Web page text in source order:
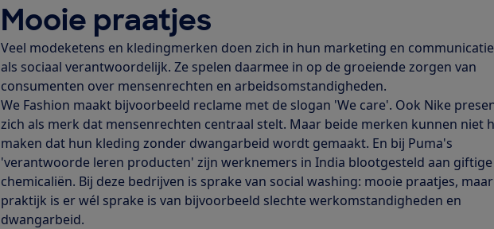
Mooie praatjes
Veel modeketens en kledingmerken doen zich in hun marketing en
als sociaal verantwoordelijk. Ze spelen daarmee in op de groeiende zorgen van
consumenten over mensenrechten en arbeidsomstandigheden.
We Fashion maakt bijvoorbeeld reclame met de slogan 'We care'. Ook Nike
zich als merk dat mensenrechten centraal stelt. Maar beide merken kunnen niet
maken dat hun kleding zonder dwangarbeid wordt gemaakt. En bij Puma's
'verantwoorde leren producten' zijn werknemers in India blootgesteld aan giftige
chemicaliën. Bij deze bedrijven is sprake van social washing: mooie praatjes,
praktijk is er wél sprake is van bijvoorbeeld slechte werkomstandigheden en
dwangarbeid.